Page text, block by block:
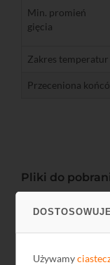
Używamy
Min. promień
gięcia
Zakres temperatur
Przeceniona
Pliki do
Nazwa Język
GPSR PL